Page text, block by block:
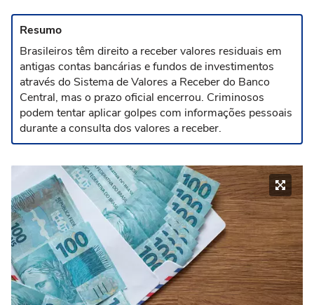
Resumo
Brasileiros têm direito a receber valores residuais em
antigas contas bancárias e fundos de investimentos
através do Sistema de Valores a Receber do Banco
Central, mas o prazo oficial encerrou. Criminosos
podem tentar aplicar golpes com informações pessoais
durante a consulta dos valores a receber.